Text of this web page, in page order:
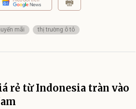
mãi thị trường ô tô
rẻ từ Indonesia tràn vào